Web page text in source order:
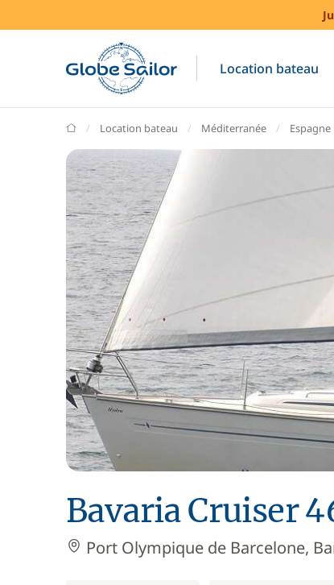
Location bateau
GlobeSailor
Location bateau Méditerranée Espagne
Bavaria Cruiser
Port Olympique de Barcelone,